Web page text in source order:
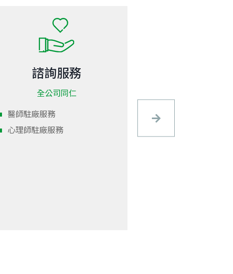
諮詢服務
全公司同仁
醫師駐廠服務
心理師駐廠服務